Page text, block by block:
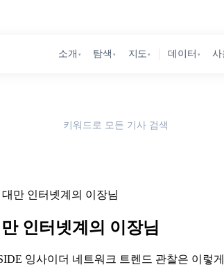
소개 ▾ 탐색 ▾ 지도 ▾ 데이터 ▾ 사
키워드로 모든 기사 검색
만 인터넷계의 이장님
인터넷계의 이장님
잉사이더 네트워크 트렌드 관찰은 이